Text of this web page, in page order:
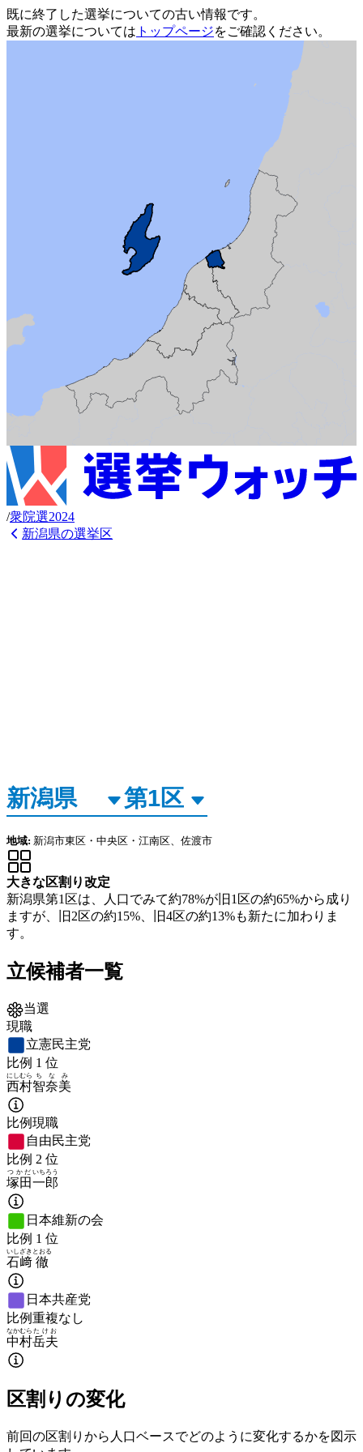
既に終了した選挙についての古い情報です。
最新の選挙については トップページをご確認ください。
/衆院選2024
新潟県の選挙区
地域: 新潟市東区・中央区・江南区、佐渡市
大きな区割り改定
新潟県第1区は、人口でみて約78%が旧1区の約65%から成り
ますが、旧2区の約15%、旧4区の約13%も新たに加わりま
す。
立候補者一覧
当選
現職
立憲民主党
比例 1 位
西村
にしむら
智奈美
ちなみ
比例現職
自由民主党
比例 2 位
塚田
つかだ
一郎
いちろう
日本維新の会
比例 1 位
石﨑
いしざき
徹
とおる
日本共産党
比例重複なし
中村
なかむら
岳夫
たけお
区割りの変化
前回の区割りから人口ベースでどのように変化するかを図示